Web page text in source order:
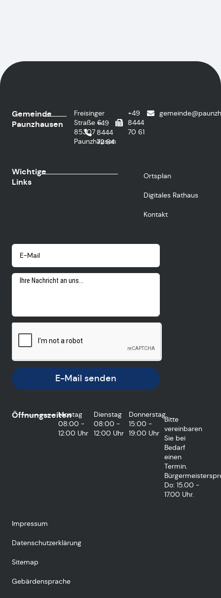
Gemeinde
Paunzhausen
Freisinger
Straße 6
85307
Paunzhausen
+49
8444
72 64
+49
8444
70 61
Wichtige
Links
Ortsplan
Digitales Rathaus
Kontakt
E-Mail senden
Öffnungszeiten
Montag
08:00 -
12:00 Uhr
Dienstag
08:00 -
12:00 Uhr
Donnerstag
15:00 -
19:00 Uhr
Bitte
vereinbaren
Sie bei
Bedarf
einen
Termin.
Do: 15.00 -
17.00 Uhr.
Impressum
Datenschutzerklärung
Sitemap
Gebärdensprache